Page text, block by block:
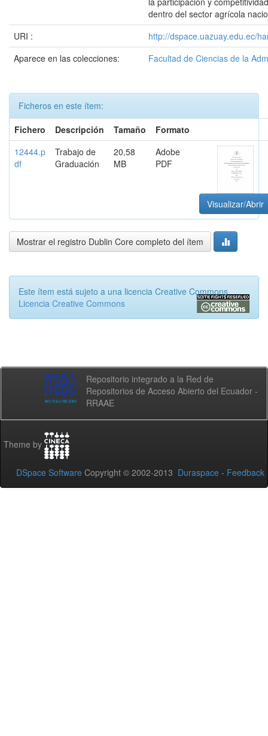
dentro del sector agrícola
URI :
http://dspace.uazuay.edu.ec/
Aparece en las colecciones:
Facultad de Ciencias de la
Ficheros en este ítem:
Fichero
Descripción Tamaño
Formato
12444.p
df
Trabajo de
Graduación
20,58
MB
Adobe
PDF
Visualizar/Abrir
Mostrar el registro Dublin Core completo del ítem
Este ítem está sujeto a una licencia Creative Commons
Licencia Creative Commons
Repositorio integrado a la Red de
Repositorios de Acceso Abierto del Ecuador -
RRAAE
Theme by
DSpace Software Copyright © 2002-2013 Duraspace - Feedback